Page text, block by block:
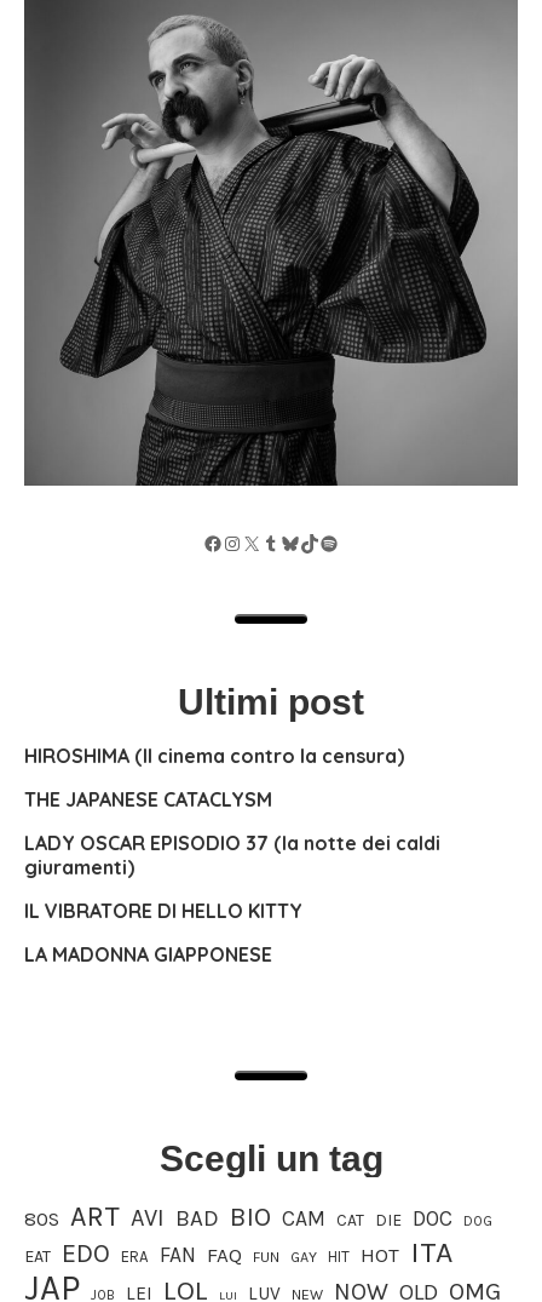
Facebook
Instagram
X Tumblr
Bluesky
TikTokSpotify
Ultimi post
HIROSHIMA (Il cinema contro la censura)
THE JAPANESE CATACLYSM
LADY OSCAR EPISODIO 37 (la notte dei caldi
giuramenti)
IL VIBRATORE DI HELLO KITTY
LA MADONNA GIAPPONESE
Scegli un tag
80S ART AVI BAD BIO CAM CAT DIE DOC DOG
EAT EDO ERA FAN FAQ FUN GAY HIT HOT ITA
JAP JOB LEI LOL LUI LUV NEW NOW OLD OMG